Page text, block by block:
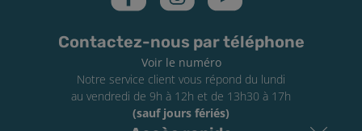
Contactez-nous par téléphone
Voir le numéro
Notre service client vous répond du lundi
au vendredi de 9h à 12h et de 13h30 à 17h
(sauf jours fériés)